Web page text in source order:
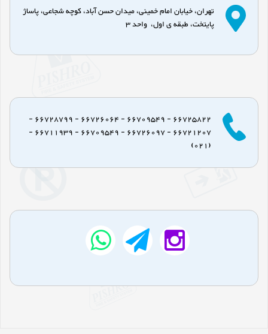
تهران، خیابان امام خمینی، میدان حسن آباد، کوچه شجاعی، پاساژ
پایتخت، طبقه ی اول، واحد 3
66725822 - 66709549 - 66726064 - 66728799 -
66721207 - 66726097 - 66709549 - 66711939 -
(021)